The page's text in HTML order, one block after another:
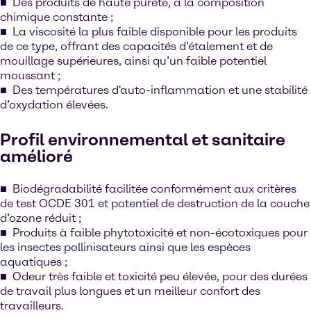
chimique constante ;
La viscosité la plus faible disponible pour les produits
de ce type, offrant des capacités d’étalement et de
mouillage supérieures, ainsi qu’un faible potentiel
moussant ;
Des températures d'auto-inflammation et une stabilité
d’oxydation élevées.
Profil environnemental et sanitaire
amélioré
Biodégradabilité facilitée conformément aux critères
de test OCDE 301 et potentiel de destruction de la couche
d’ozone réduit ;
Produits à faible phytotoxicité et non-écotoxiques pour
les insectes pollinisateurs ainsi que les espèces
aquatiques ;
Odeur très faible et toxicité peu élevée, pour des durées
de travail plus longues et un meilleur confort des
travailleurs.